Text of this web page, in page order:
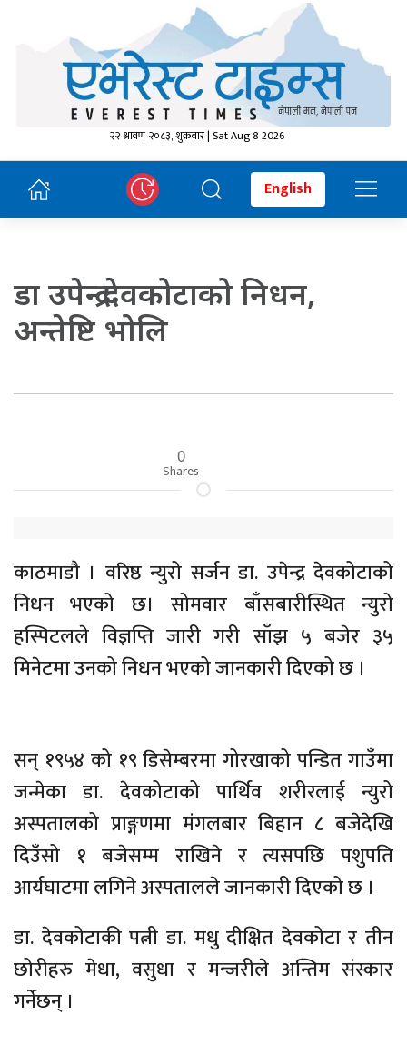
२२ श्रावण २०८३, शुक्रबार | Sat Aug 8 2026
English
डा उपेन्द्र देवकोटाको निधन,
अन्तेष्टि भोलि
0
Shares
काठमाडौ । वरिष्ठ न्युरो सर्जन डा. उपेन्द्र देवकोटाको
निधन भएको छ। सोमवार बाँसबारीस्थित न्युरो
हस्पिटलले विज्ञप्ति जारी गरी साँझ ५ बजेर ३५
मिनेटमा उनको निधन भएको जानकारी दिएको छ ।
सन् १९५४ को १९ डिसेम्बरमा गोरखाको पन्डित गाउँमा
जन्मेका डा. देवकोटाको पार्थिव शरीरलाई न्युरो
अस्पतालको प्राङ्गणमा मंगलबार बिहान ८ बजेदेखि
दिउँसो १ बजेसम्म राखिने र त्यसपछि पशुपति
आर्यघाटमा लगिने अस्पतालले जानकारी दिएको छ ।
डा. देवकोटाकी पत्नी डा. मधु दीक्षित देवकोटा र तीन
छोरीहरु मेधा, वसुधा र मन्जरीले अन्तिम संस्कार
गर्नेछन् ।